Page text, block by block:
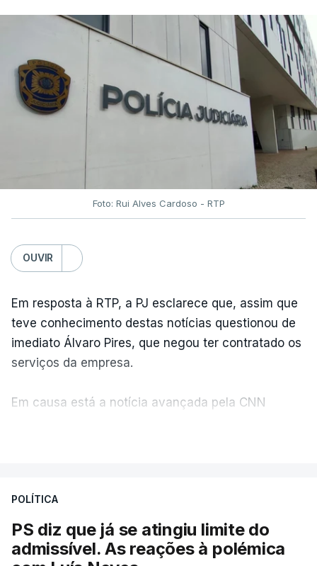
Foto: Rui Alves Cardoso - RTP
OUVIR
Em resposta à RTP, a PJ esclarece que, assim que
teve conhecimento destas notícias questionou de
imediato Álvaro Pires, que negou ter contratado os
serviços da empresa.
Em causa está a notícia avançada pela CNN
abertura de qualquer processo disciplinar, por não
ter qualquer elemento que indicie a realização
dessas obras.
POLÍTICA
PS diz que já se atingiu limite do
admissível. As reações à polémica